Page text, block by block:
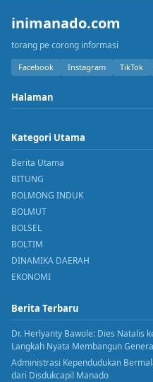
inimanado.com
torang pe corong informasi
Facebook Instagram TikTok
Halaman
Kategori Utama
Berita Utama
BITUNG
BOLMONG INDUK
BOLMUT
BOLSEL
BOLTIM
DINAMIKA DAERAH
EKONOMI
Berita Terbaru
Dr. Herlyanty Bawole: Dies Natalis
Langkah Nyata Membangun
Administrasi Kependudukan
dari Disdukcapil Manado